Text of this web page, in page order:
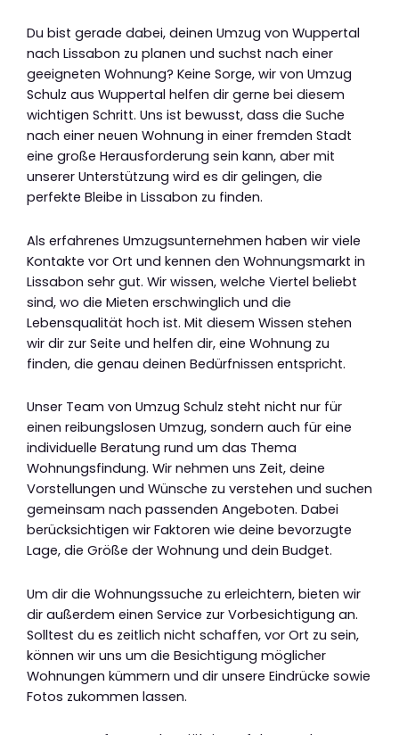
Du bist gerade dabei, deinen Umzug von Wuppertal
nach Lissabon zu planen und suchst nach einer
geeigneten Wohnung? Keine Sorge, wir von Umzug
Schulz aus Wuppertal helfen dir gerne bei diesem
wichtigen Schritt. Uns ist bewusst, dass die Suche
nach einer neuen Wohnung in einer fremden Stadt
eine große Herausforderung sein kann, aber mit
unserer Unterstützung wird es dir gelingen, die
perfekte Bleibe in Lissabon zu finden.
Als erfahrenes Umzugsunternehmen haben wir viele
Kontakte vor Ort und kennen den Wohnungsmarkt in
Lissabon sehr gut. Wir wissen, welche Viertel beliebt
sind, wo die Mieten erschwinglich und die
Lebensqualität hoch ist. Mit diesem Wissen stehen
wir dir zur Seite und helfen dir, eine Wohnung zu
finden, die genau deinen Bedürfnissen entspricht.
Unser Team von Umzug Schulz steht nicht nur für
einen reibungslosen Umzug, sondern auch für eine
individuelle Beratung rund um das Thema
Wohnungsfindung. Wir nehmen uns Zeit, deine
Vorstellungen und Wünsche zu verstehen und suchen
gemeinsam nach passenden Angeboten. Dabei
berücksichtigen wir Faktoren wie deine bevorzugte
Lage, die Größe der Wohnung und dein Budget.
Um dir die Wohnungssuche zu erleichtern, bieten wir
dir außerdem einen Service zur Vorbesichtigung an.
Solltest du es zeitlich nicht schaffen, vor Ort zu sein,
können wir uns um die Besichtigung möglicher
Wohnungen kümmern und dir unsere Eindrücke sowie
Fotos zukommen lassen.